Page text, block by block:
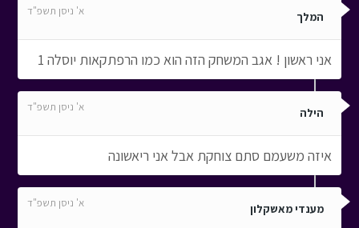
המלך א' ניסן תשפ"ד
אני ראשון ! אגב המשחק הזה הוא כמו הרפתקאות יוסלה 1
הילה א' ניסן תשפ"ד
איזה משעמם סתם צוחקת אבל אני ריאשונה
מענדי מאשקלון א' ניסן תשפ"ד